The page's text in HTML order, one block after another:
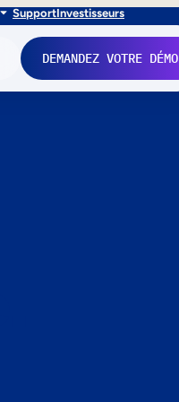
SupportInvestisseurs
DEMANDEZ VOTRE DÉMO